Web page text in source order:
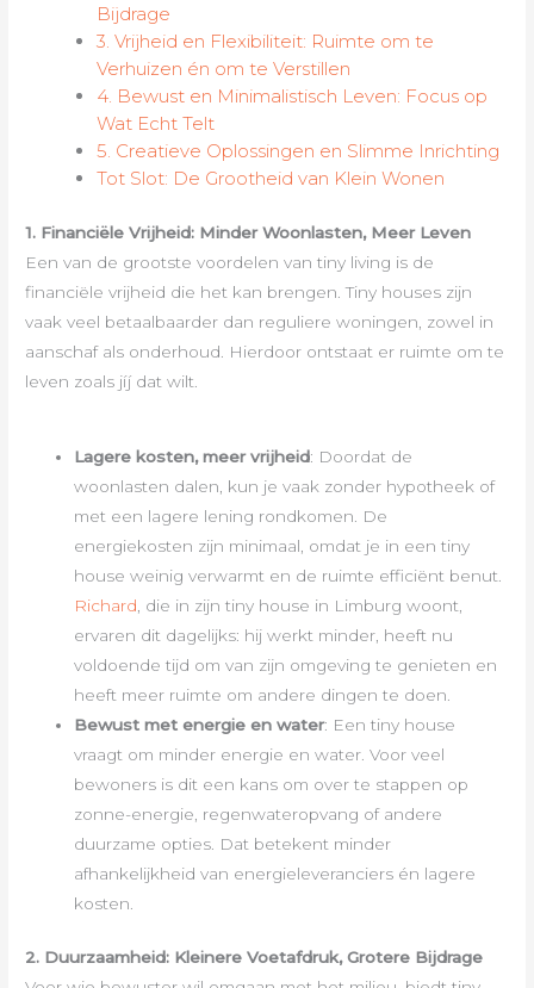
Bijdrage
3. Vrijheid en Flexibiliteit: Ruimte om te
Verhuizen én om te Verstillen
4. Bewust en Minimalistisch Leven: Focus op
Wat Echt Telt
5. Creatieve Oplossingen en Slimme Inrichting
Tot Slot: De Grootheid van Klein Wonen
1. Financiële Vrijheid: Minder Woonlasten, Meer Leven
Een van de grootste voordelen van tiny living is de
financiële vrijheid die het kan brengen. Tiny houses zijn
vaak veel betaalbaarder dan reguliere woningen, zowel in
aanschaf als onderhoud. Hierdoor ontstaat er ruimte om te
leven zoals jíj dat wilt.
Lagere kosten, meer vrijheid: Doordat de
woonlasten dalen, kun je vaak zonder hypotheek of
met een lagere lening rondkomen. De
energiekosten zijn minimaal, omdat je in een tiny
house weinig verwarmt en de ruimte efficiënt benut.
Richard , die in zijn tiny house in Limburg woont,
ervaren dit dagelijks: hij werkt minder, heeft nu
voldoende tijd om van zijn omgeving te genieten en
heeft meer ruimte om andere dingen te doen.
Bewust met energie en water: Een tiny house
vraagt om minder energie en water. Voor veel
bewoners is dit een kans om over te stappen op
zonne-energie, regenwateropvang of andere
duurzame opties. Dat betekent minder
afhankelijkheid van energieleveranciers én lagere
kosten.
2. Duurzaamheid: Kleinere Voetafdruk, Grotere Bijdrage